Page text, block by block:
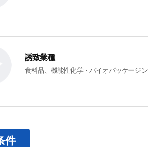
誘致業種
食料品、機能性化学・バイオパッケージ
件